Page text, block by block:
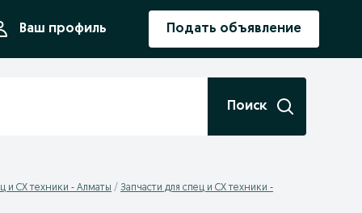
Ваш профиль Подать объявление
Поиск
и СХ техники - Алматы
Запчасти для спец и СХ техники -